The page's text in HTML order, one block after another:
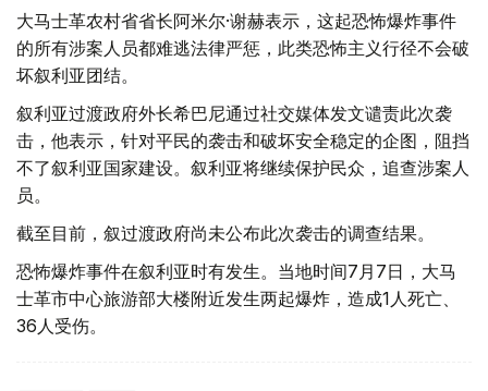
大马士革农村省省长阿米尔·谢赫表示，这起恐怖爆炸事件
的所有涉案人员都难逃法律严惩，此类恐怖主义行径不会破
坏叙利亚团结。
叙利亚过渡政府外长希巴尼通过社交媒体发文谴责此次袭
击，他表示，针对平民的袭击和破坏安全稳定的企图，阻挡
不了叙利亚国家建设。叙利亚将继续保护民众，追查涉案人
员。
截至目前，叙过渡政府尚未公布此次袭击的调查结果。
恐怖爆炸事件在叙利亚时有发生。当地时间7月7日，大马
士革市中心旅游部大楼附近发生两起爆炸，造成1人死亡、
36人受伤。